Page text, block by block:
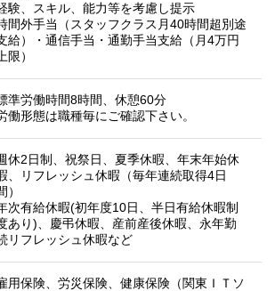
験、スキル、能力等を考慮し提示
間外手当（スタッフクラス月40時間超別途
給）・通信手当・通勤手当支給（月4万円
上限）
準労働時間8時間、休憩60分
働形態は職種毎にご確認下さい。
休2日制、祝祭日、夏季休暇、年末年始休
、リフレッシュ休暇（毎年連続取得4日
）
次有給休暇(初年度10日、半日有給休暇制
あり)、慶弔休暇、産前産後休暇、永年勤
リフレッシュ休暇など
用保険、労災保険、健康保険（関東ＩＴソ